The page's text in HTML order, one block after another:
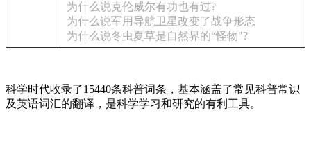
为什么说克伦威尔有功也有过?
为什么说军用导航卫星改变了战争形态
为什么说冬虫夏草是自然界的“怪物"?
科学时代收录了15440条科普词条，基本涵盖了常见科普常识
及英语词汇的翻译，是科学学习和研究的有利工具。